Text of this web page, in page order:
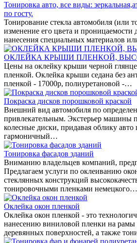
Тонировка авто, все виды:
по госту.
Тонирование стекла автомобиля (или
изменение его цвета и проницаемости
нанесения специальных материалов
ОКЛЕЙКА КРЫШИ ПЛЕНКОЙ,
Цены на оклейку крыши черной
пленкой. Оклейка крыши седана без
пленкой - 17000р, полиуретановой -…
Покраска дисков порошковой краской
Внешний вид автомобиля по
привлекательным. Экстерьер машины
колесные диски, придавая облику авто
гармоничный…
Тонировка фасадов зданий
Вниманию владельцев компаний,
Предлагаем услуги по оклеиванию
стеклянных конструкций
тонировочными пленками немецкого…
Оклейка окон пленкой
Оклейка окон пленкой - это
нанесению виниловой пленки на рамы
деревянных поверхностей, а также